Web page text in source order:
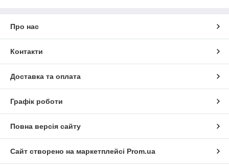
Про нас
Контакти
Доставка та оплата
Графік роботи
Повна версія сайту
Сайт створено на маркетплейсі Prom.ua